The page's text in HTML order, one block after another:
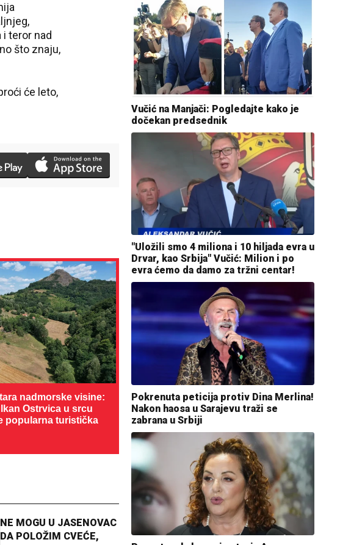
teror nad
što znaju,
će leto,
nadmorske visine:
Ostrvica u srcu
popularna turistička
NE MOGU U JASENOVAC
DA POLOŽIM CVEĆE,
Vučić na Manjači: Pogledajte kako je
dočekan predsednik
"Uložili smo 4 miliona i 10 hiljada evra u
Drvar, kao Srbija" Vučić: Milion i po
evra ćemo da damo za tržni centar!
Pokrenuta peticija protiv Dina Merlina!
Nakon haosa u Sarajevu traži se
zabrana u Srbiji